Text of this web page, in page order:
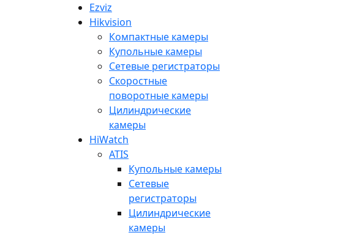
Ezviz
Hikvision
Компактные камеры
Купольные камеры
Сетевые регистраторы
Скоростные
поворотные камеры
Цилиндрические
камеры
HiWatch
ATIS
Купольные камеры
Сетевые
регистраторы
Цилиндрические
камеры